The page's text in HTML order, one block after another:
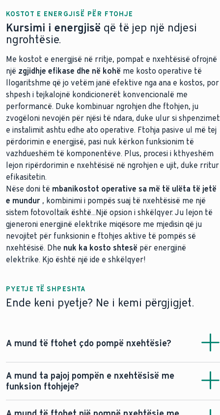
KOSTOT E ENERGJISË PËR FTOHJE
Kursimi i energjisë që të jep një ndjesi
ngrohtësie.
Me kostot e energjisë në rritje, pompat e nxehtësisë ofrojnë
një zgjidhje efikase dhe në kohë me kosto operative të
llogaritshme që jo vetëm janë efektive nga ana e kostos, por
shpesh i tejkalojnë kondicionerët konvencionalë me
performancë. Duke kombinuar ngrohjen dhe ftohjen, ju
zvogëloni nevojën për njësi të ndara, duke ulur si shpenzimet
e instalimit ashtu edhe ato operative. Ftohja pasive ul më tej
përdorimin e energjisë, pasi nuk kërkon funksionim të
vazhdueshëm të komponentëve. Plus, procesi i kthyeshëm
lejon ripërdorimin e nxehtësisë në ngrohjen e ujit, duke rritur
efikasitetin.
Nëse doni të mbanikostot operative sa më të ulëta të jetë
e mundur , kombinimi i pompës suaj të nxehtësisë me një
sistem fotovoltaik është...Një opsion i shkëlqyer. Ju lejon të
gjeneroni energjinë elektrike miqësore me mjedisin që ju
nevojitet për funksionin e ftohjes aktive të pompës së
nxehtësisë. Dhe nuk ka kosto shtesë për energjinë
elektrike. Kjo është një ide e shkëlqyer!
PYETJE TË SHPESHTA
Ende keni pyetje? Ne i kemi përgjigjet.
A mund të ftohet çdo pompë nxehtësie?
funksione ftohjeje aktive, ndërsapompat e nxehtësisë
me burim tokënmund të përdorin ftohje natyrale me
pajisje speciale të cilat transferojnë nxehtësinë nga rrjeti i
A mund ta pajoj pompën e nxehtësisë me
funksion ftohjeje?